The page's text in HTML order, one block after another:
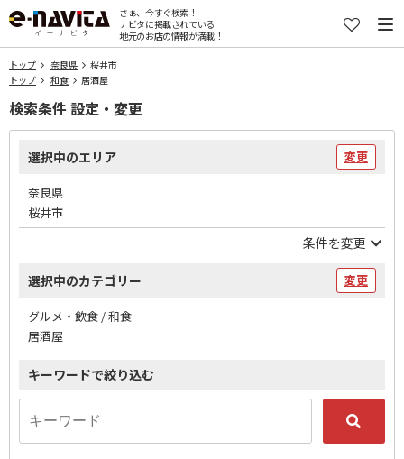
さぁ、今すぐ検索！
ナビタに掲載されている
地元のお店の情報が満載！
トップ 奈良県
桜井市
トップ
和食 居酒屋
検索条件 設定・変更
選択中のエリア 変更
奈良県
桜井市
条件を変更
選択中のカテゴリー 変更
グルメ・飲食 / 和食
居酒屋
キーワードで絞り込む